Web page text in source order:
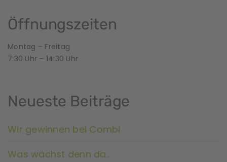
Öffnungszeiten
Montag – Freitag
7:30 Uhr – 14:30 Uhr
Neueste Beiträge
Wir gewinnen bei Combi
Was wächst denn da..